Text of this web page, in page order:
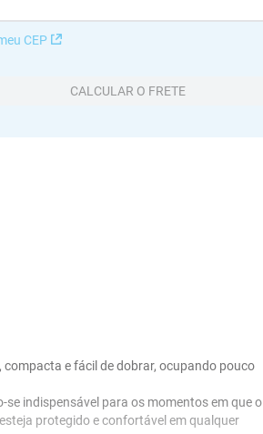
CEP
CALCULAR O FRETE
e fácil de dobrar, ocupando pouco
indispensável para os momentos em que o
protegido e confortável em qualquer